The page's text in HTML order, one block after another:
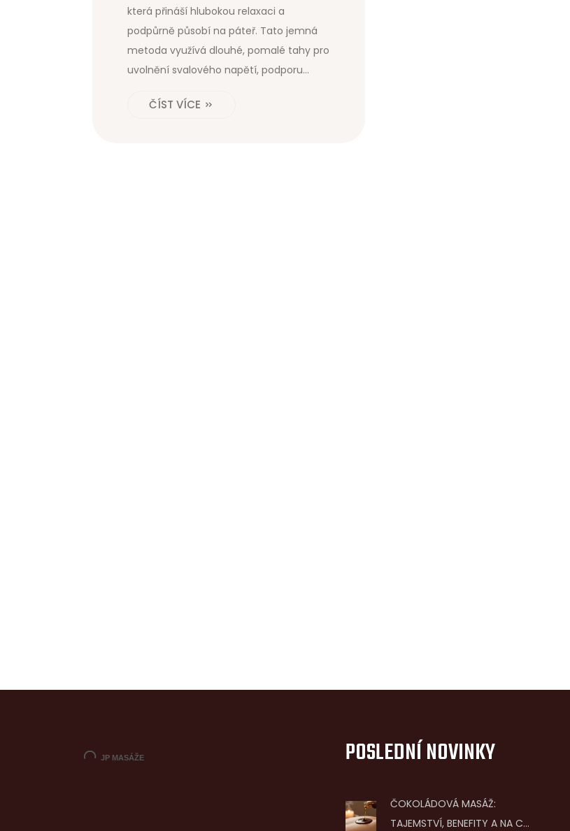
která přináší hlubokou relaxaci a
podpůrně působí na páteř. Tato jemná
metoda využívá dlouhé, pomalé tahy pro
uvolnění svalového napětí, podporu
zlepšení celkového pocitu pohody.
ČÍST VÍCE
POSLEDNÍ NOVINKY
ČOKOLÁDOVÁ MASÁŽ:
TAJEMSTVÍ, BENEFITY A NA CO